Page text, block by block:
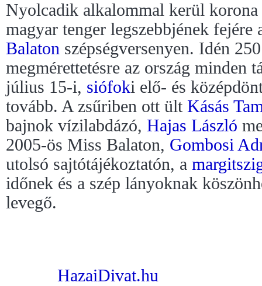
Nyolcadik alkalommal kerül korona
magyar tenger legszebbjének fejére
Balaton szépségversenyen. Idén
megmérettetésre az ország minden
július 15-i, siófoki elő- és
tovább. A zsűriben ott ült Kásás
bajnok vízilabdázó, Hajas László
2005-ös Miss Balaton, Gombosi
utolsó sajtótájékoztatón, a
időnek és a szép lányoknak
levegő.
HazaiDivat.hu